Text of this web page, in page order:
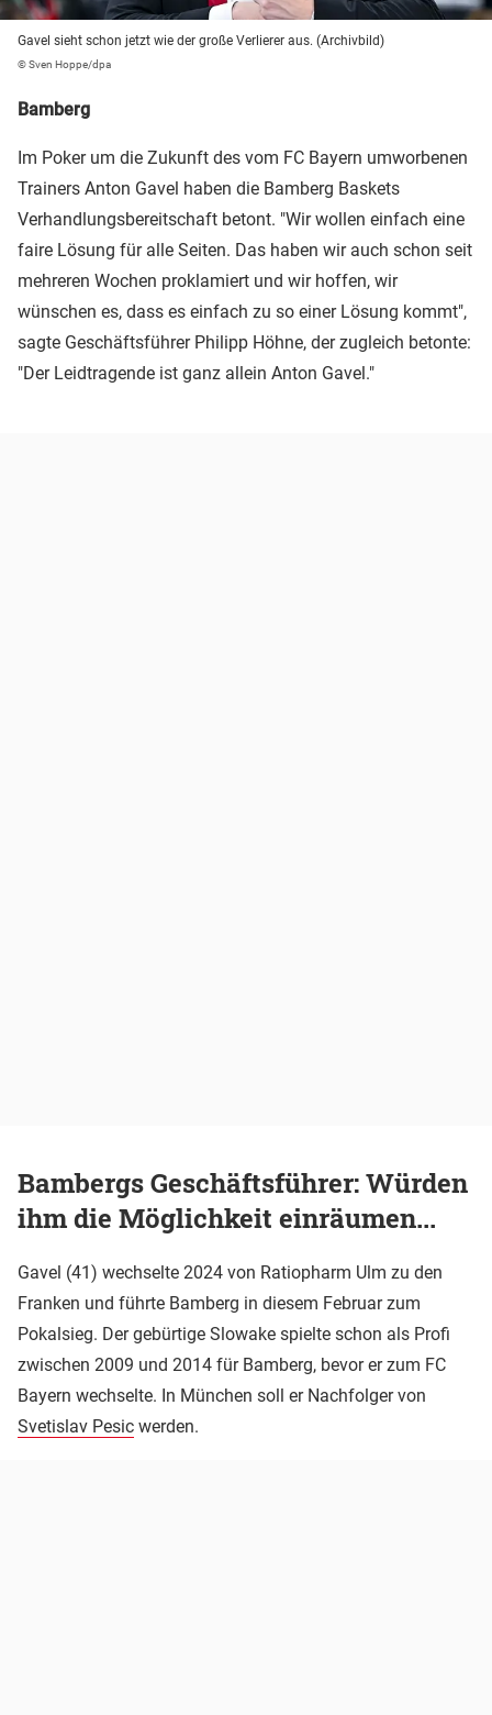
Gavel sieht schon jetzt wie der große Verlierer aus. (Archivbild)
© Sven Hoppe/dpa
Bamberg
Im Poker um die Zukunft des vom FC Bayern umworbenen
Trainers Anton Gavel haben die Bamberg Baskets
Verhandlungsbereitschaft betont. "Wir wollen einfach eine
faire Lösung für alle Seiten. Das haben wir auch schon seit
mehreren Wochen proklamiert und wir hoffen, wir
wünschen es, dass es einfach zu so einer Lösung kommt",
sagte Geschäftsführer Philipp Höhne, der zugleich betonte:
"Der Leidtragende ist ganz allein Anton Gavel."
Bambergs Geschäftsführer: Würden
ihm die Möglichkeit einräumen...
Gavel (41) wechselte 2024 von Ratiopharm Ulm zu den
Franken und führte Bamberg in diesem Februar zum
Pokalsieg. Der gebürtige Slowake spielte schon als Profi
zwischen 2009 und 2014 für Bamberg, bevor er zum FC
Bayern wechselte. In München soll er Nachfolger von
Svetislav Pesic werden.